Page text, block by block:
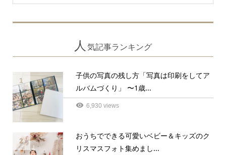
人 気記事ランキング
1
子供の写真の残し方「写真は印刷をしてア
ルバムづくり」 〜1歳...
6,930 views
2
おうちでできる可愛いベビー＆キッズのク
リスマスフォト集めまし...